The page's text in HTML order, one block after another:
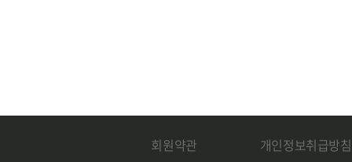
회원약관 개인정보취급방침